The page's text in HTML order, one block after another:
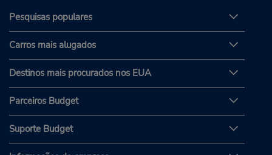
Pesquisas populares
Carros mais alugados
Destinos mais procurados nos EUA
Parceiros Budget
Suporte Budget